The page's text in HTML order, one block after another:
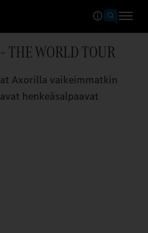
THE WORLD TOUR
Axorilla vaikeimmatkin
henkeäsalpaavat